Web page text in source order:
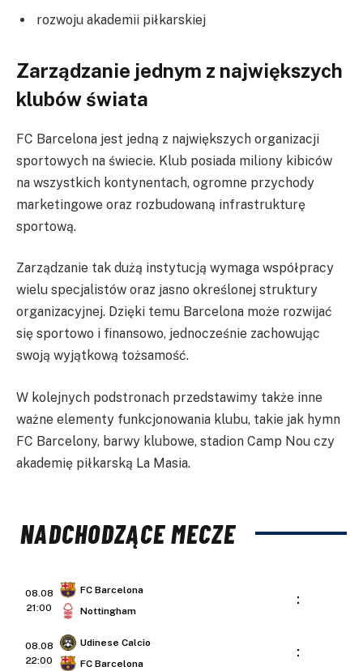
rozwoju akademii piłkarskiej
Zarządzanie jednym z największych
klubów świata
FC Barcelona jest jedną z największych organizacji
sportowych na świecie. Klub posiada miliony kibiców
na wszystkich kontynentach, ogromne przychody
marketingowe oraz rozbudowaną infrastrukturę
sportową.
Zarządzanie tak dużą instytucją wymaga współpracy
wielu specjalistów oraz jasno określonej struktury
organizacyjnej. Dzięki temu Barcelona może rozwijać
się sportowo i finansowo, jednocześnie zachowując
swoją wyjątkową tożsamość.
W kolejnych podstronach przedstawimy także inne
ważne elementy funkcjonowania klubu, takie jak hymn
FC Barcelony, barwy klubowe, stadion Camp Nou czy
akademię piłkarską La Masia.
NADCHODZĄCE MECZE
08.08
21:00
FC Barcelona
Nottingham
:
08.08
22:00
Udinese Calcio
FC Barcelona
: